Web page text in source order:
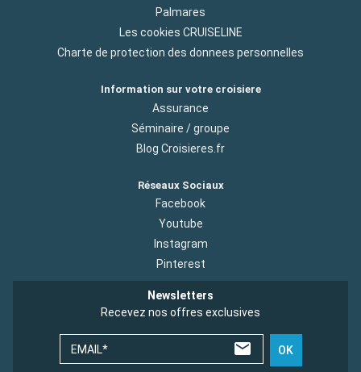
Palmares
Les cookies CRUISELINE
Charte de protection des donnees personnelles
Information sur votre croisiere
Assurance
Séminaire / groupe
Blog Croisieres.fr
Réseaux Sociaux
Facebook
Youtube
Instagram
Pinterest
Newsletters
Recevez nos offres exclusives
EMAIL* OK